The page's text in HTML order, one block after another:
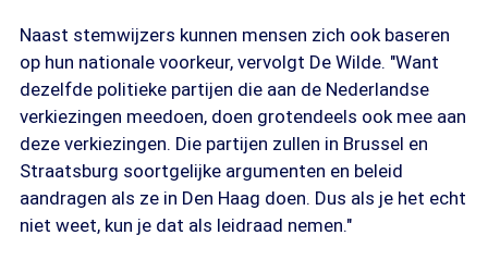
Naast stemwijzers kunnen mensen zich ook baseren
op hun nationale voorkeur, vervolgt De Wilde. "Want
dezelfde politieke partijen die aan de Nederlandse
verkiezingen meedoen, doen grotendeels ook mee aan
deze verkiezingen. Die partijen zullen in Brussel en
Straatsburg soortgelijke argumenten en beleid
aandragen als ze in Den Haag doen. Dus als je het echt
niet weet, kun je dat als leidraad nemen."